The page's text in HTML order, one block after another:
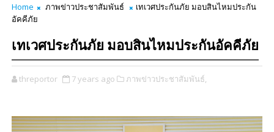
Home ภาพข่าวประชาสัมพันธ์
เทเวศประกันภัย มอบสินไหมประกัน
อัคคีภัย
เทเวศประกันภัย มอบสินไหมประกันอัคคีภัย
threportor 7 years ago ภาพข่าวประชาสัมพันธ์,